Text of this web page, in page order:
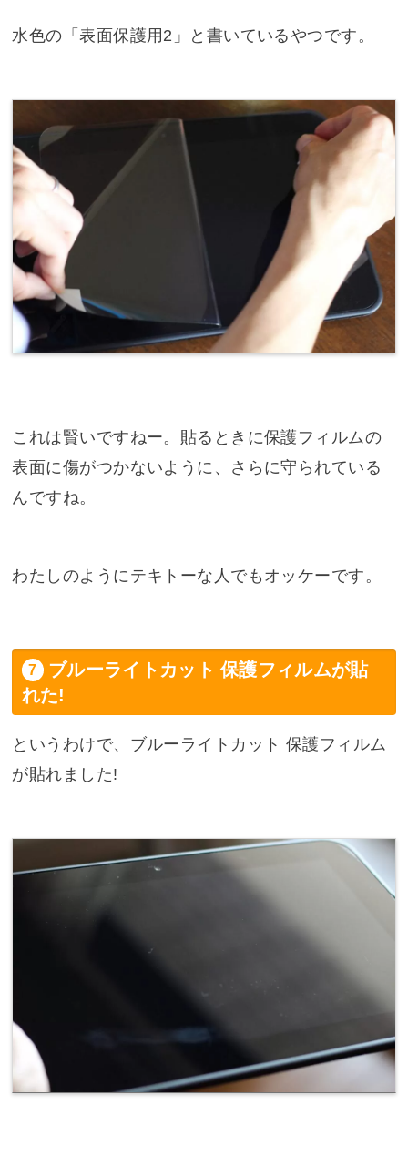
水色の「表面保護用2」と書いているやつです。
これは賢いですねー。貼るときに保護フィルムの
表面に傷がつかないように、さらに守られている
んですね。
わたしのようにテキトーな人でもオッケーです。
ブルーライトカット 保護フィルムが貼
れた!
というわけで、ブルーライトカット 保護フィルム
が貼れました!